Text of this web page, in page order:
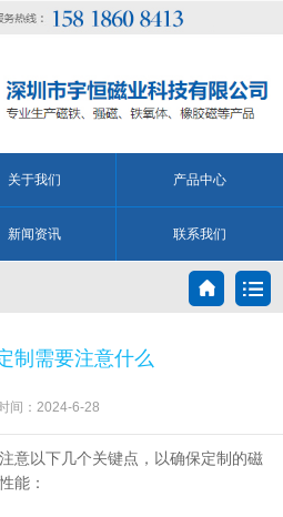
关于我们 产品中心
新闻资讯 联系我们
制需要注意什么
间：2024-6-28
意以下几个关键点，以确保定制的磁
能：